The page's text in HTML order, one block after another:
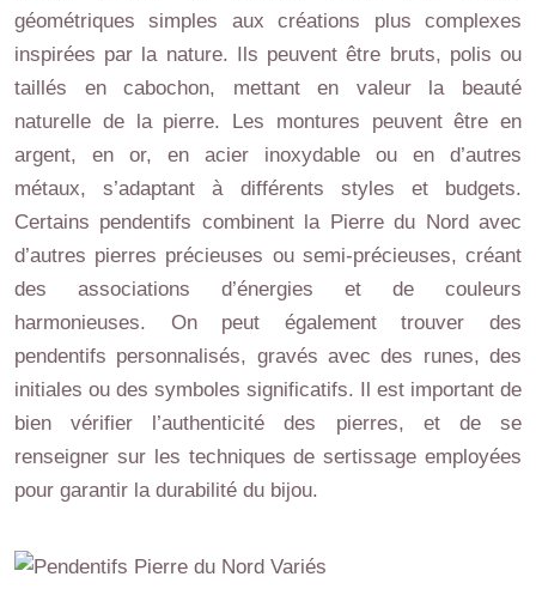
géométriques simples aux créations plus complexes
inspirées par la nature. Ils peuvent être bruts, polis ou
taillés en cabochon, mettant en valeur la beauté
naturelle de la pierre. Les montures peuvent être en
argent, en or, en acier inoxydable ou en d’autres
métaux, s’adaptant à différents styles et budgets.
Certains pendentifs combinent la Pierre du Nord avec
d’autres pierres précieuses ou semi-précieuses, créant
des associations d’énergies et de couleurs
harmonieuses. On peut également trouver des
pendentifs personnalisés, gravés avec des runes, des
initiales ou des symboles significatifs. Il est important de
bien vérifier l’authenticité des pierres, et de se
renseigner sur les techniques de sertissage employées
pour garantir la durabilité du bijou.